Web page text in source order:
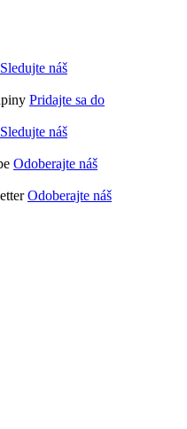
Sledujte náš
Pridajte sa do
Sledujte náš
Odoberajte náš
Odoberajte náš